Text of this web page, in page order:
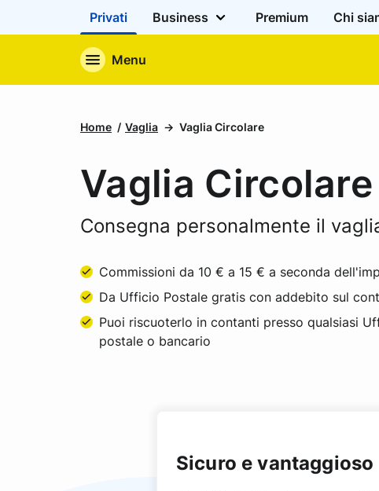
Privati Business Premium Chi
Menu
Home Vaglia Vaglia Circolare
Vaglia Circolare
Consegna personalmente il
Commissioni da 10 € a 15 € a seconda
Da Ufficio Postale gratis con addebito sul
Puoi riscuoterlo in contanti presso qualsiasi
postale o bancario
Sicuro e vantaggioso